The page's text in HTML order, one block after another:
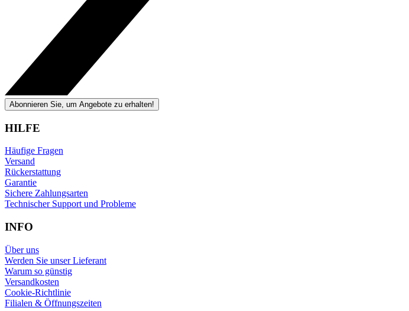
Abonnieren Sie, um Angebote zu erhalten!
HILFE
Häufige Fragen
Versand
Rückerstattung
Garantie
Sichere Zahlungsarten
Technischer Support und Probleme
INFO
Über uns
Werden Sie unser Lieferant
Warum so günstig
Versandkosten
Cookie-Richtlinie
Filialen & Öffnungszeiten